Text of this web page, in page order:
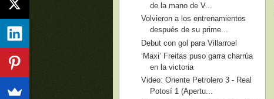
de la mano de V...
Volvieron a los entrenamientos
después de su prime...
Debut con gol para Villarroel
‘Maxi’ Freitas puso garra charrúa
en la victoria
Video: Oriente Petrolero 3 - Real
Potosí 1 (Apertu...